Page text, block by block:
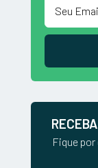
Fique